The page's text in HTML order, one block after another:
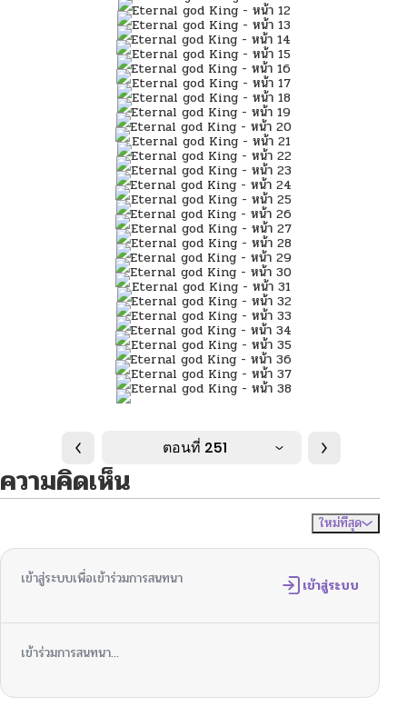
ตอนที่ 251
ความคิดเห็น
ใหม่ที่สุด
เข้าสู่ระบบเพื่อเข้าร่วมการสนทนา เข้าสู่ระบบ
เข้าร่วมการสนทนา...